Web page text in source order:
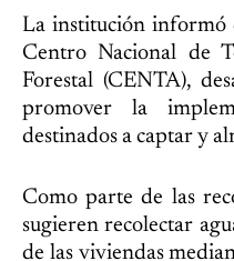
La institución informó
Centro Nacional de
Forestal (CENTA),
promover la
destinados a captar y
Como parte de las
sugieren recolectar
de las viviendas